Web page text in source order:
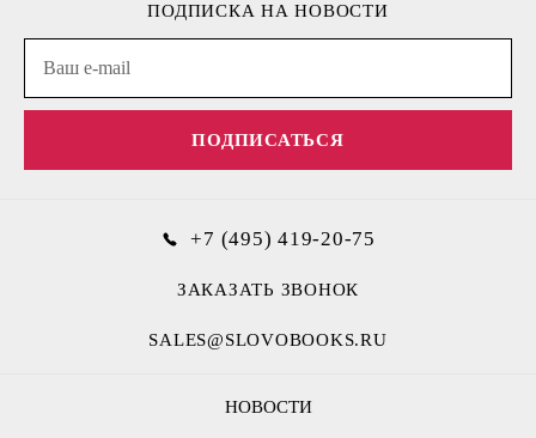
НОВОСТИ
ПОДПИСКА НА НОВОСТИ
ПОДПИСАТЬСЯ
+7 (495) 419-20-75
ЗАКАЗАТЬ ЗВОНОК
SALES@SLOVOBOOKS.RU